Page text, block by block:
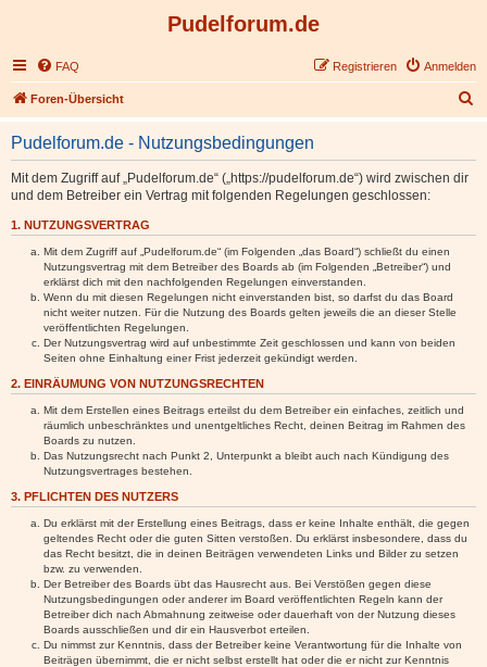
Pudelforum.de
FAQ Anmelden
Registrieren
Foren-Übersicht
u
Pudelforum.de - Nutzungsbedingungen
Mit dem Zugriff auf „Pudelforum.de“ („https://pudelforum.de“) wird zwischen dir
und dem Betreiber ein Vertrag mit folgenden Regelungen geschlossen:
1. NUTZUNGSVERTRAG
Mit dem Zugriff auf „Pudelforum.de“ (im Folgenden „das Board“) schließt du einen
Nutzungsvertrag mit dem Betreiber des Boards ab (im Folgenden „Betreiber“) und
erklärst dich mit den nachfolgenden Regelungen einverstanden.
Wenn du mit diesen Regelungen nicht einverstanden bist, so darfst du das Board
nicht weiter nutzen. Für die Nutzung des Boards gelten jeweils die an dieser Stelle
veröffentlichten Regelungen.
Der Nutzungsvertrag wird auf unbestimmte Zeit geschlossen und kann von beiden
Seiten ohne Einhaltung einer Frist jederzeit gekündigt werden.
2. EINRÄUMUNG VON NUTZUNGSRECHTEN
Mit dem Erstellen eines Beitrags erteilst du dem Betreiber ein einfaches, zeitlich und
räumlich unbeschränktes und unentgeltliches Recht, deinen Beitrag im Rahmen des
Boards zu nutzen.
Das Nutzungsrecht nach Punkt 2, Unterpunkt a bleibt auch nach Kündigung des
Nutzungsvertrages bestehen.
3. PFLICHTEN DES NUTZERS
Du erklärst mit der Erstellung eines Beitrags, dass er keine Inhalte enthält, die gegen
geltendes Recht oder die guten Sitten verstoßen. Du erklärst insbesondere, dass du
das Recht besitzt, die in deinen Beiträgen verwendeten Links und Bilder zu setzen
bzw. zu verwenden.
Der Betreiber des Boards übt das Hausrecht aus. Bei Verstößen gegen diese
Nutzungsbedingungen oder anderer im Board veröffentlichten Regeln kann der
Betreiber dich nach Abmahnung zeitweise oder dauerhaft von der Nutzung dieses
Boards ausschließen und dir ein Hausverbot erteilen.
Du nimmst zur Kenntnis, dass der Betreiber keine Verantwortung für die Inhalte von
Beiträgen übernimmt, die er nicht selbst erstellt hat oder die er nicht zur Kenntnis